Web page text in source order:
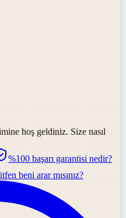
hoş geldiniz. Size nasıl
%100 başarı garantisi nedir?
beni arar mısınız?